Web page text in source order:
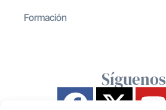
Formación
Síguenos